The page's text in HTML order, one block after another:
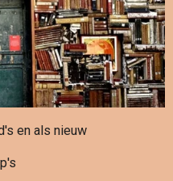
en als nieuw